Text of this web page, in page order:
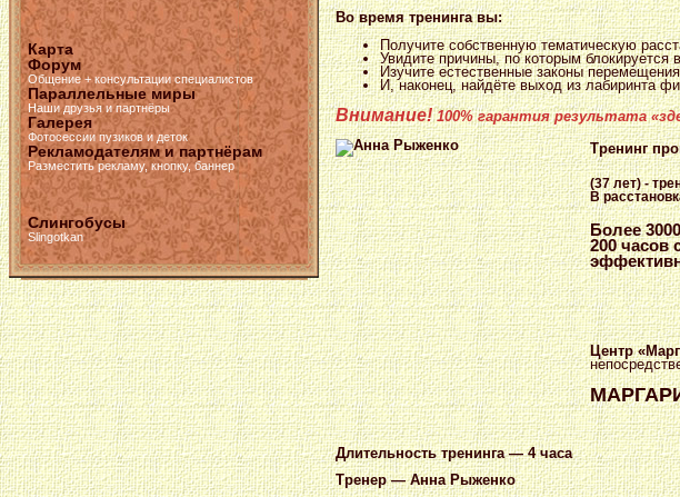
Карта
Форум
Общение + консультации специалистов
Параллельные миры
Наши друзья и партнёры
Галерея
Фотосессии пузиков и деток
Рекламодателям и партнёрам
Разместить рекламу, кнопку, баннер
Слингобусы
Slingotkan
Во время тренинга вы:
Получите собственную тематическую
Увидите причины, по которым блокируется
Изучите естественные законы
И, наконец, найдёте выход из лабиринта
Внимание!100% гарантия результата
Тренинг
(37 лет) -
В
Более
200 часов
Центр
Длительность тренинга — 4 часа
Тренер — Анна Рыженко